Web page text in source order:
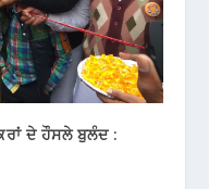
ਦੇ ਹੌਸਲੇ ਬੁਲੰਦ :